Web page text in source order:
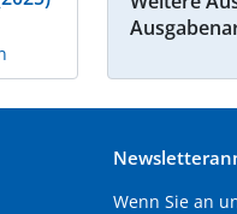
Wenn Sie an